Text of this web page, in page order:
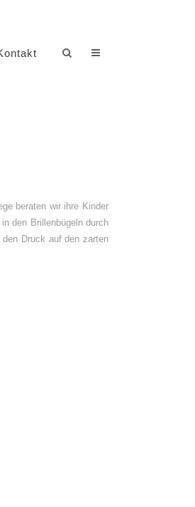
beraten wir ihre Kinder
den Brillenbügeln durch
Druck auf den zarten